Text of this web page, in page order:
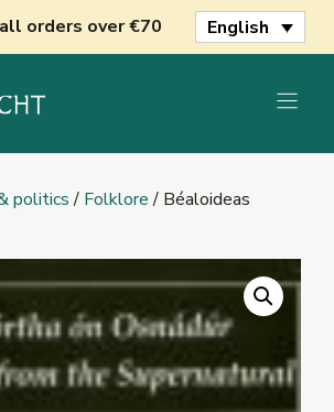
orders over €70 English
politics/ Folklore/ Béaloideas